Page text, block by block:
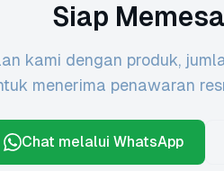
Siap
kami dengan produk,
menerima penawaran
Chat melalui WhatsApp